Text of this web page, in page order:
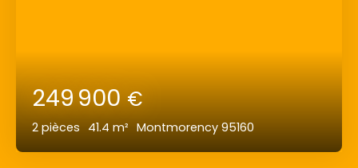
249 900€
2 pièces 41.4 m² Montmorency 95160